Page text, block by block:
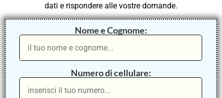
dati e rispondere alle vostre domande.
Nome e Cognome:
Numero di cellulare: